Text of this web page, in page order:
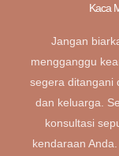
Kaca
Jangan
mengganggu
segera ditangani
dan keluarga.
konsultasi
kendaraan